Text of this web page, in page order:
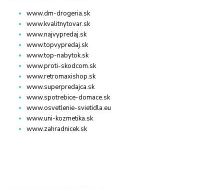
www.dm-drogeria.sk
www.kvalitnytovar.sk
www.najvypredaj.sk
www.topvypredaj.sk
www.top-nabytok.sk
www.proti-skodcom.sk
www.retromaxishop.sk
www.superpredajca.sk
www.spotrebice-domace.sk
www.osvetlenie-svietidla.eu
www.uni-kozmetika.sk
www.zahradnicek.sk